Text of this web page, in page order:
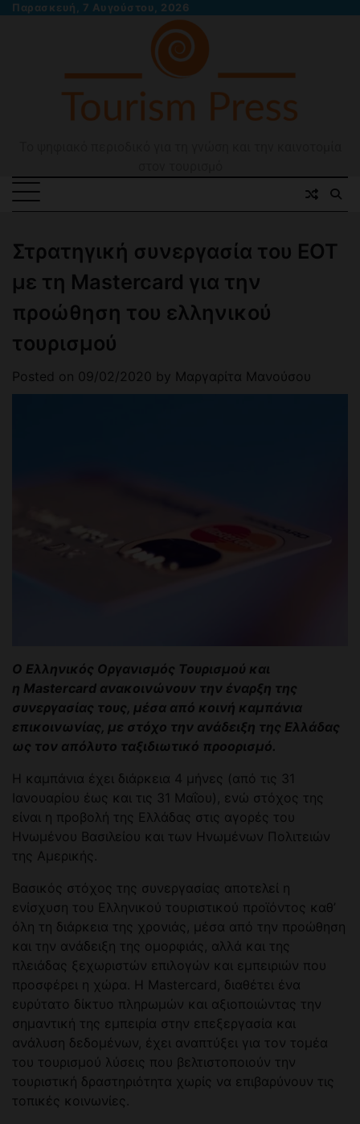
SkipΠαρασκευή, 7 Αυγούστου, 2026
Στρατηγική συνεργασία του ΕΟΤ
με τη Mastercard για την
προώθηση του ελληνικού
τουρισμού
Posted on 09/02/2020 by Μαργαρίτα Μανούσου
Ο Ελληνικός Οργανισμός Τουρισμού και
η Mastercard ανακοινώνουν την έναρξη της
συνεργασίας τους, μέσα από κοινή καμπάνια
επικοινωνίας, με στόχο την ανάδειξη της Ελλάδας
ως τον απόλυτο ταξιδιωτικό προορισμό.
Η καμπάνια έχει διάρκεια 4 μήνες (από τις 31
Ιανουαρίου έως και τις 31 Μαΐου), ενώ στόχος της
είναι η προβολή της Ελλάδας στις αγορές του
Ηνωμένου Βασιλείου και των Ηνωμένων Πολιτειών
της Αμερικής.
Βασικός στόχος της συνεργασίας αποτελεί η
ενίσχυση του Ελληνικού τουριστικού προϊόντος καθ’
όλη τη διάρκεια της χρονιάς, μέσα από την προώθηση
και την ανάδειξη της ομορφιάς, αλλά και της
πλειάδας ξεχωριστών επιλογών και εμπειριών που
προσφέρει η χώρα. Η Mastercard, διαθέτει ένα
ευρύτατο δίκτυο πληρωμών και αξιοποιώντας την
σημαντική της εμπειρία στην επεξεργασία και
ανάλυση δεδομένων, έχει αναπτύξει για τον τομέα
του τουρισμού λύσεις που βελτιστοποιούν την
τουριστική δραστηριότητα χωρίς να επιβαρύνουν τις
τοπικές κοινωνίες.